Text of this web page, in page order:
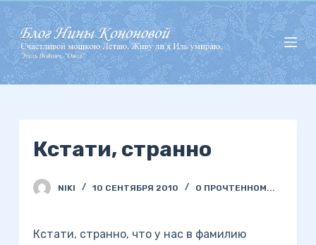
П
е
р
е
й
Кстати, странно
NIKI 10 СЕНТЯБРЯ 2010 О ПРОЧТЕННОМ...
Кстати, странно, что у нас в фамилию